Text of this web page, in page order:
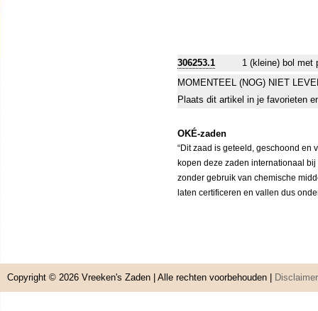
306253.1
1 (kleine) bol met
MOMENTEEL (NOG) NIET
Plaats dit artikel in je favorieten
OKÉ-zaden
“Dit zaad is geteeld, geschoond en
kopen deze zaden internationaal
zonder gebruik van chemische
laten certificeren en vallen dus
Copyright © 2026 Vreeken's Zaden | Alle rechten voorbehouden | Disclaimer